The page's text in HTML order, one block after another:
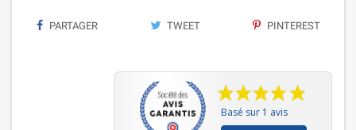
PARTAGER TWEET PINTEREST
Basé sur 1 avis